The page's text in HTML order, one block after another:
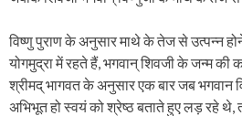
विष्णु पुराण के अनुसार माथे के तेज से उत्पन्न
योगमुद्रा में रहते हैं, भगवान् शिवजी के जन्म की
श्रीमद् भागवत के अनुसार एक बार जब भगवान
अभिभूत हो स्वयं को श्रेष्ठ बताते हुए लड़ रहे